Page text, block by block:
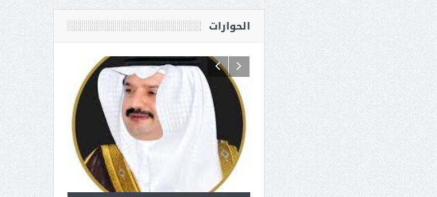
الحوارات
رئيس غرفة نجران محيميد آل شرمه: